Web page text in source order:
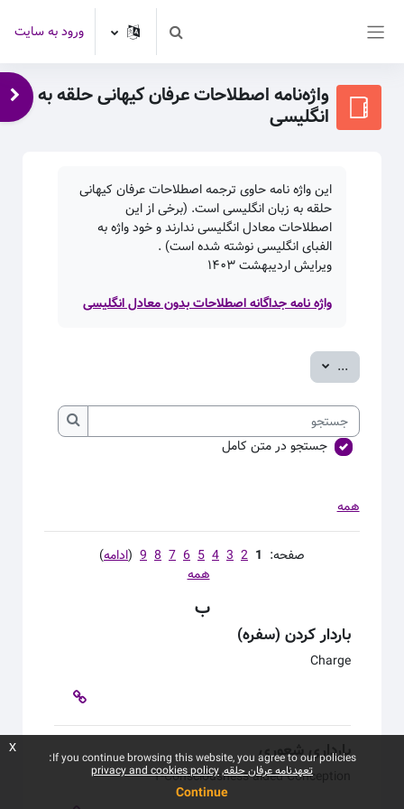
Toggle search inputورود به سایت
واژه‌نامه اصطلاحات عرفان کیهانی حلقه به
انگلیسی
این واژه نامه حاوی ترجمه اصطلاحات عرفان کیهانی
حلقه به زبان انگلیسی است. (برخی از این
اصطلاحات معادل انگلیسی ندارند و خود واژه به
الفبای انگلیسی نوشته شده است) .
ویرایش اردیبهشت۱۴۰۳
واژه نامه جداگانه اصطلاحات بدون معادل انگلیسی
... صدور ورودی‌ها
جستجو
جستجو
جستجو در متن کامل
همه
صفحه: 1
2
3
4
5
6
7
8
9
(ادامه)
همه
ب
باردار کردن (سفره)
Charge
بارداری شعوری
T-Consciousness-aided Conception
If you continue browsing this website, you agree to our policies:
تعهدنامه عرفان حلقه privacy and cookies policy
Continue
x